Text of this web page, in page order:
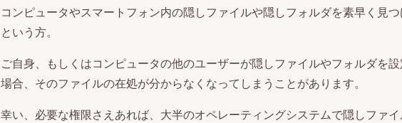
コンピュータやスマートフォン内の隠しファイルや隠しフォルダを素早く見
という方。
ご自身、もしくはコンピュータの他のユーザーが隠しファイルやフォルダを設
場合、そのファイルの在処が分からなくなってしまうことがあります。
幸い、必要な権限さえあれば、大半のオペレーティングシステムで隠しファ